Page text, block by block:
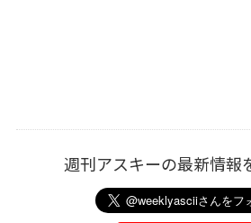
週刊アスキーの最新情報